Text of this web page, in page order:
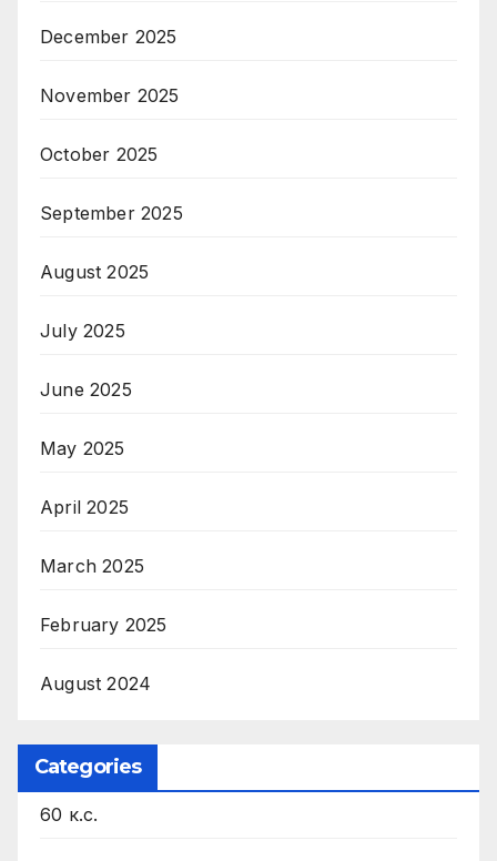
December 2025
November 2025
October 2025
September 2025
August 2025
July 2025
June 2025
May 2025
April 2025
March 2025
February 2025
August 2024
Categories
60 к.с.